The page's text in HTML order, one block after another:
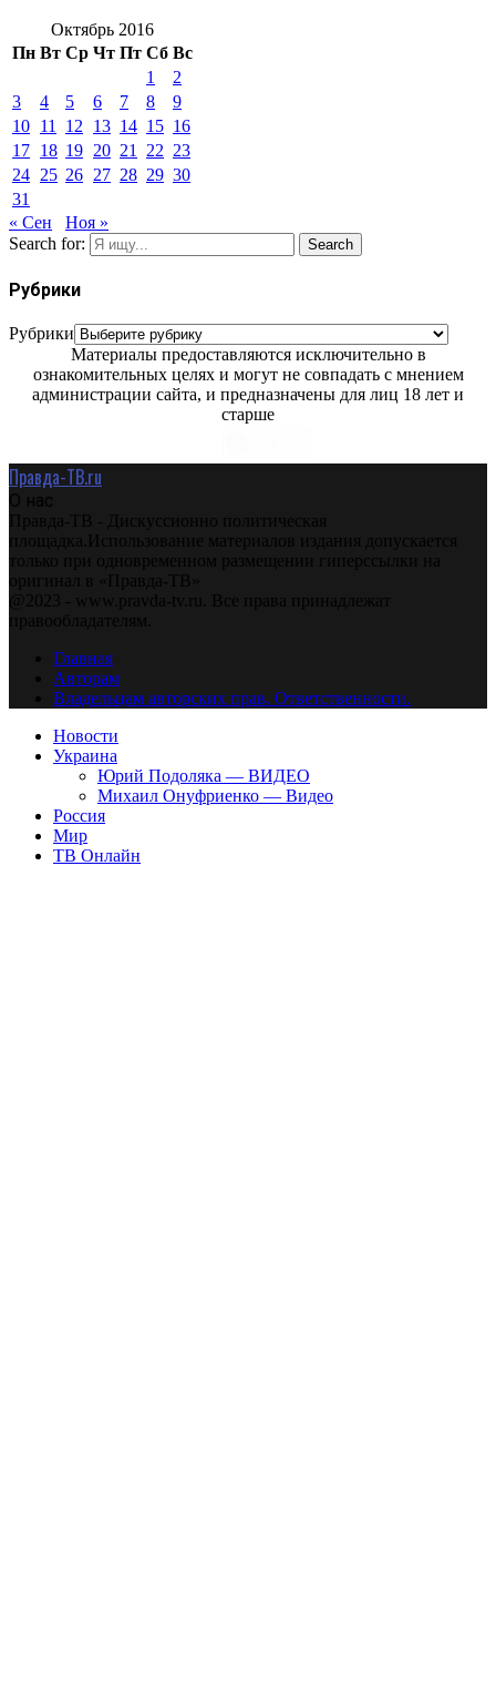
Октябрь 2016
Пн Вт Ср Чт Пт Сб Вс
1
2
3
4 5 6 7 8
9
10 11 12 13 14 15 16
17 18 19 20 21 22 23
24 25 26 27 28 29 30
31
« Сен
Ноя »
Search for:
Search
Рубрики
Рубрики
Материалы предоставляются исключительно в
ознакомительных целях и могут не совпадать с мнением
администрации сайта, и предназначены для лиц 18 лет и
старше
Правда-ТВ.ru
О нас
Правда-ТВ - Дискуссионно политическая
площадка.Использование материалов издания допускается
только при одновременном размещении гиперссылки на
оригинал в «Правда-ТВ»
@2023 - www.pravda-tv.ru. Все права принадлежат
правообладателям.
Главная
Авторам
Владельцам авторских прав. Ответственности.
Новости
Украина
Юрий Подоляка — ВИДЕО
Михаил Онуфриенко — Видео
Россия
Мир
ТВ Онлайн